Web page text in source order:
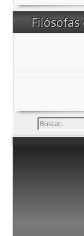
Buscar...